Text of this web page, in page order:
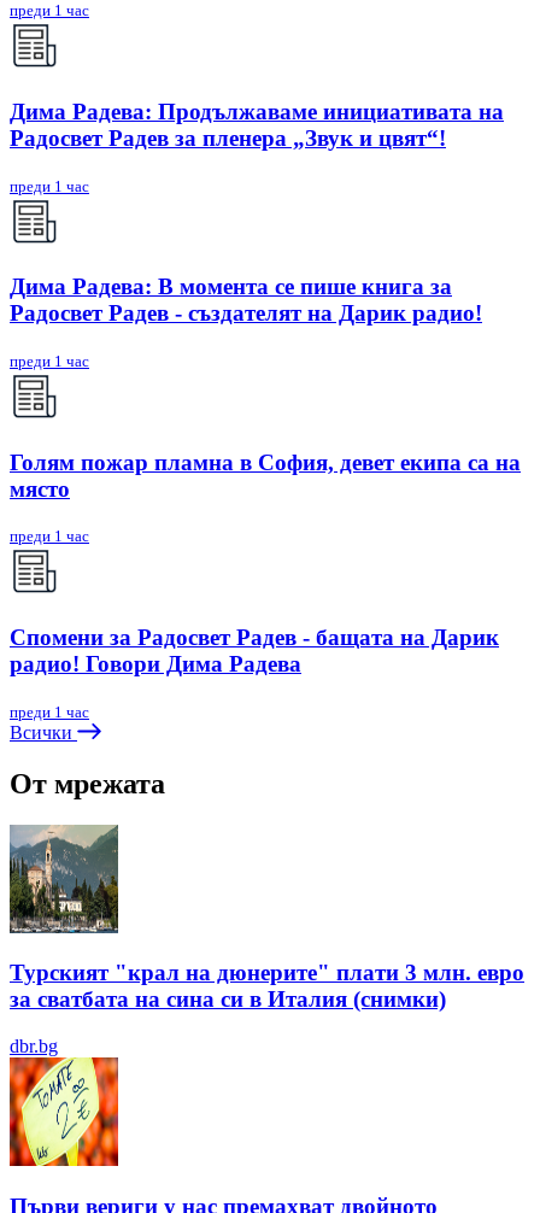
преди 1 час
Дима Радева: Продължаваме инициативата на
Радосвет Радев за пленера „Звук и цвят“!
преди 1 час
Дима Радева: В момента се пише книга за
Радосвет Радев - създателят на Дарик радио!
преди 1 час
Голям пожар пламна в София, девет екипа са на
място
преди 1 час
Спомени за Радосвет Радев - бащата на Дарик
радио! Говори Дима Радева
преди 1 час
Всички
От мрежата
Турският "крал на дюнерите" плати 3 млн. евро
за сватбата на сина си в Италия (снимки)
dbr.bg
Първи вериги у нас премахват двойното